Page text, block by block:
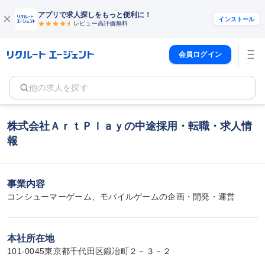
アプリで求人探しをもっと便利に！
レビュー高評価無料
インストール
会員ログイン
他の求人を探す
株式会社ＡｒｔＰｌａｙの中途採用・転職・求人情
報
事業内容
コンシューマーゲーム、モバイルゲームの企画・開発・運営
本社所在地
101-0045東京都千代田区鍛冶町２－３－２